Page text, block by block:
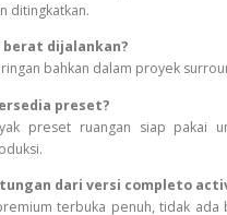
ditingkatkan.
berat dijalankan?
bahkan dalam proyek
preset?
preset ruangan siap pakai
dari versi completo
terbuka penuh, tidak ada